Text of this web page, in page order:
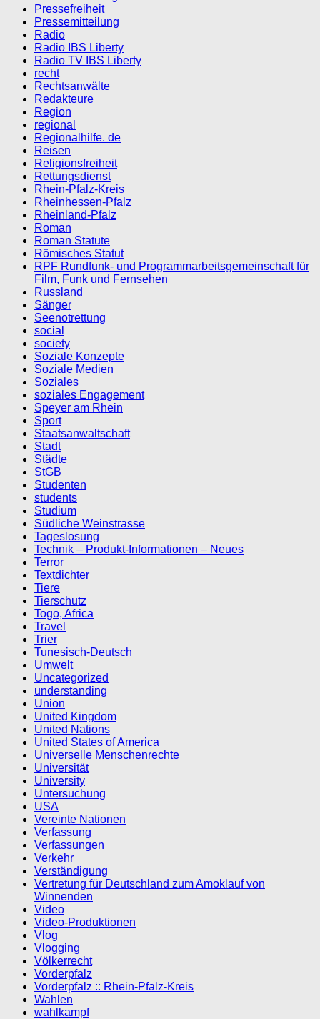
Pressefreiheit
Pressemitteilung
Radio
Radio IBS Liberty
Radio TV IBS Liberty
recht
Rechtsanwälte
Redakteure
Region
regional
Regionalhilfe. de
Reisen
Religionsfreiheit
Rettungsdienst
Rhein-Pfalz-Kreis
Rheinhessen-Pfalz
Rheinland-Pfalz
Roman
Roman Statute
Römisches Statut
RPF Rundfunk- und Programmarbeitsgemeinschaft für
Film, Funk und Fernsehen
Russland
Sänger
Seenotrettung
social
society
Soziale Konzepte
Soziale Medien
Soziales
soziales Engagement
Speyer am Rhein
Sport
Staatsanwaltschaft
Stadt
Städte
StGB
Studenten
students
Studium
Südliche Weinstrasse
Tageslosung
Technik – Produkt-Informationen – Neues
Terror
Textdichter
Tiere
Tierschutz
Togo, Africa
Travel
Trier
Tunesisch-Deutsch
Umwelt
Uncategorized
understanding
Union
United Kingdom
United Nations
United States of America
Universelle Menschenrechte
Universität
University
Untersuchung
USA
Vereinte Nationen
Verfassung
Verfassungen
Verkehr
Verständigung
Vertretung für Deutschland zum Amoklauf von
Winnenden
Video
Video-Produktionen
Vlog
Vlogging
Völkerrecht
Vorderpfalz
Vorderpfalz :: Rhein-Pfalz-Kreis
Wahlen
wahlkampf